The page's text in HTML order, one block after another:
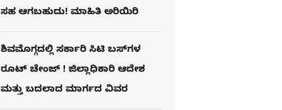
ಸಹ ಆಗಬಹುದು! ಮಾಹಿತಿ ಅರಿಯಿರಿ
ಶಿವಮೊಗ್ಗದಲ್ಲಿ ಸರ್ಕಾರಿ ಸಿಟಿ ಬಸ್​ಗಳ
ರೂಟ್ ಚೇಂಜ್ ! ಜಿಲ್ಲಾಧಿಕಾರಿ ಆದೇಶ
ಮತ್ತು ಬದಲಾದ ಮಾರ್ಗದ ವಿವರ